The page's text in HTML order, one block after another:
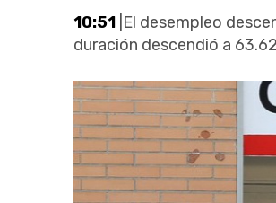
10:51 |El desempleo
duración descendió a